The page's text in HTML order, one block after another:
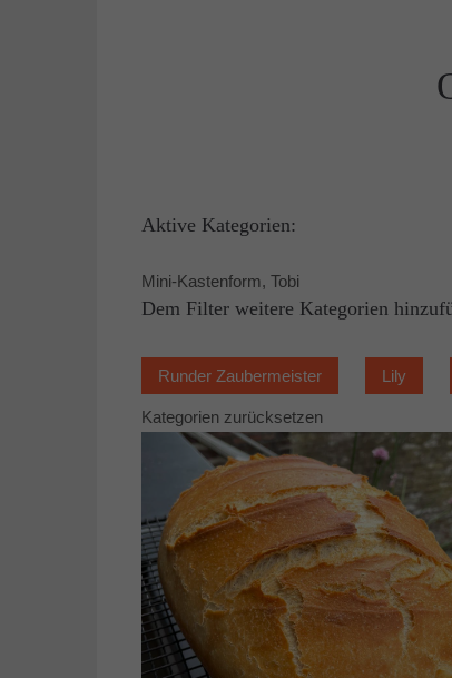
Aktive Kategorien:
Mini-Kastenform, Tobi
Dem Filter weitere Kategorien
Runder Zaubermeister Lily
Kategorien zurücksetzen